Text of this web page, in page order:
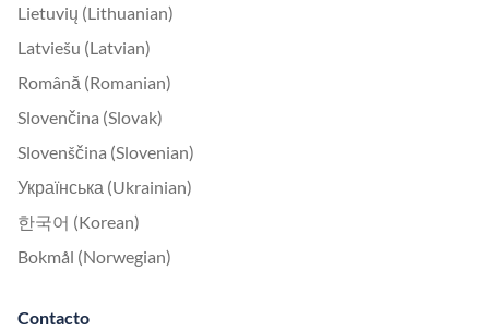
Lietuvių (Lithuanian)
Latviešu (Latvian)
Română (Romanian)
Slovenčina (Slovak)
Slovenščina (Slovenian)
Українська (Ukrainian)
한국어 (Korean)
Bokmål (Norwegian)
Contacto